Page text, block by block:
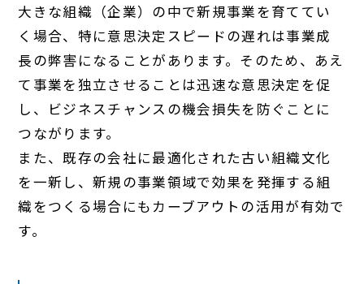
大きな組織（企業）の中で新規事業を育ててい
く場合、特に意思決定スピードの遅れは事業成
長の弊害になることがあります。そのため、あえ
て事業を独立させることは迅速な意思決定を促
し、ビジネスチャンスの機会損失を防ぐことに
つながります。
また、既存の会社に最適化された古い組織文化
を一新し、新規の事業領域で効果を発揮する組
織をつくる場合にもカーブアウトの活用が有効で
す。